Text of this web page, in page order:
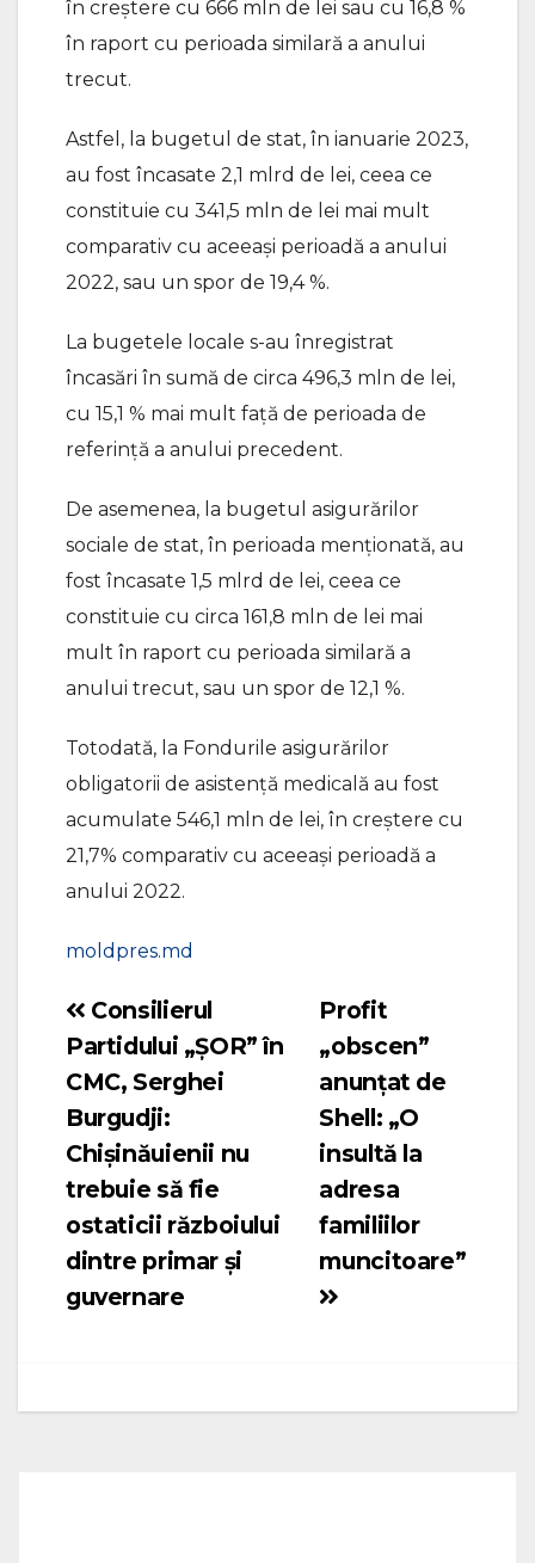
în creștere cu 666 mln de lei sau cu 16,8 %
în raport cu perioada similară a anului
trecut.
Astfel, la bugetul de stat, în ianuarie 2023,
au fost încasate 2,1 mlrd de lei, ceea ce
constituie cu 341,5 mln de lei mai mult
comparativ cu aceeași perioadă a anului
2022, sau un spor de 19,4 %.
La bugetele locale s-au înregistrat
încasări în sumă de circa 496,3 mln de lei,
cu 15,1 % mai mult față de perioada de
referință a anului precedent.
De asemenea, la bugetul asigurărilor
sociale de stat, în perioada menționată, au
fost încasate 1,5 mlrd de lei, ceea ce
constituie cu circa 161,8 mln de lei mai
mult în raport cu perioada similară a
anului trecut, sau un spor de 12,1 %.
Totodată, la Fondurile asigurărilor
obligatorii de asistență medicală au fost
acumulate 546,1 mln de lei, în creștere cu
21,7% comparativ cu aceeași perioadă a
anului 2022.
moldpres.md
Navigare
în
articole
Profit
„obscen”
anunţat de
Shell: „O
insultă la
adresa
familiilor
muncitoare”
Consilierul
Partidului „ȘOR” în
CMC, Serghei
Burgudji:
Chișinăuienii nu
trebuie să fie
ostaticii războiului
dintre primar și
guvernare